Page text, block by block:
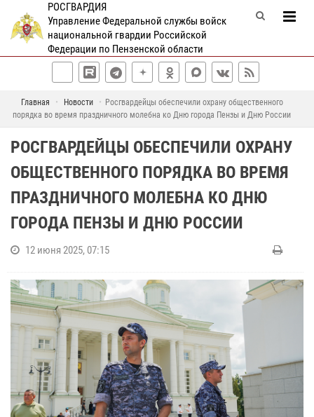
РОСГВАРДИЯ
Управление Федеральной службы войск
национальной гвардии Российской
Федерации по Пензенской области
Главная Новости
Росгвардейцы обеспечили охрану общественного
порядка во время праздничного молебна ко Дню города Пензы и Дню России
РОСГВАРДЕЙЦЫ ОБЕСПЕЧИЛИ ОХРАНУ
ОБЩЕСТВЕННОГО ПОРЯДКА ВО ВРЕМЯ
ПРАЗДНИЧНОГО МОЛЕБНА КО ДНЮ
ГОРОДА ПЕНЗЫ И ДНЮ РОССИИ
12 июня 2025, 07:15